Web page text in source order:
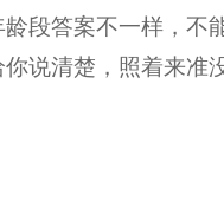
段答案不一样，不
说清楚，照着来准